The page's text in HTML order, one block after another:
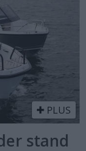
PLUS
stand